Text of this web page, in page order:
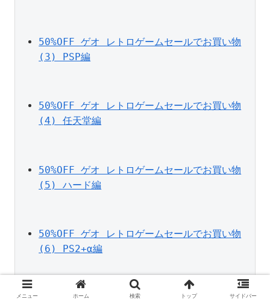
50%OFF ゲオ レトロゲームセールでお買い物
(3) PSP編
50%OFF ゲオ レトロゲームセールでお買い物
(4) 任天堂編
50%OFF ゲオ レトロゲームセールでお買い物
(5) ハード編
50%OFF ゲオ レトロゲームセールでお買い物
(6) PS2+α編
6月なのに今年のカレンダーを中古で購入した
メニュー ホーム 検索 トップ サイドバー